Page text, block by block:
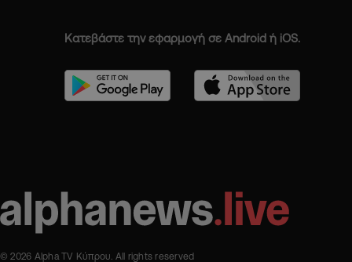
Κατεβάστε την εφαρμογή σε Android ή iOS.
© 2026 Alpha TV Κύπρου. All rights reserved